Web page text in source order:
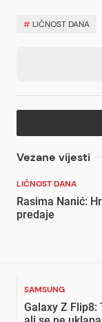
# LIČNOST DANA
Vezane vijesti
LIČNOST DANA
Rasima Nanić:
predaje
SAMSUNG
Galaxy Z Flip8: